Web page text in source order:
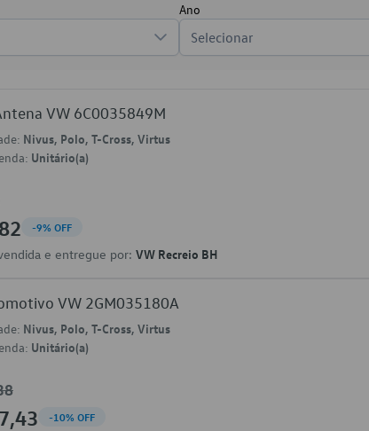
Ano
Selecionar
VW 6C0035849M
Nivus, Polo, T-Cross, Virtus
Unitário(a)
-9% OFF
e entregue por: VW Recreio BH
VW 2GM035180A
Nivus, Polo, T-Cross, Virtus
Unitário(a)
-10% OFF